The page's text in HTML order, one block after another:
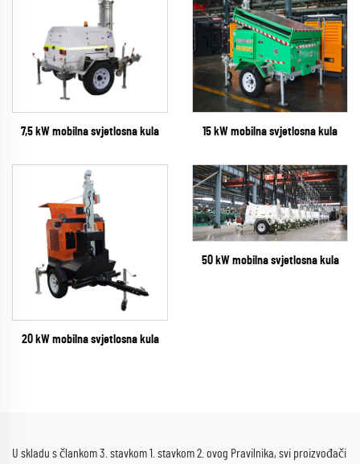
7,5 kW mobilna svjetlosna kula 15 kW mobilna svjetlosna kula
20 kW mobilna svjetlosna kula
50 kW mobilna svjetlosna kula
U skladu s člankom 3. stavkom 1. stavkom 2. ovog Pravilnika, svi proizvođači